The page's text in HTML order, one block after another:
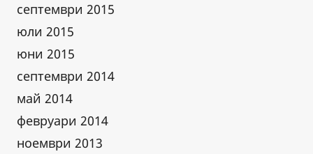
септември 2015
юли 2015
юни 2015
септември 2014
май 2014
февруари 2014
ноември 2013